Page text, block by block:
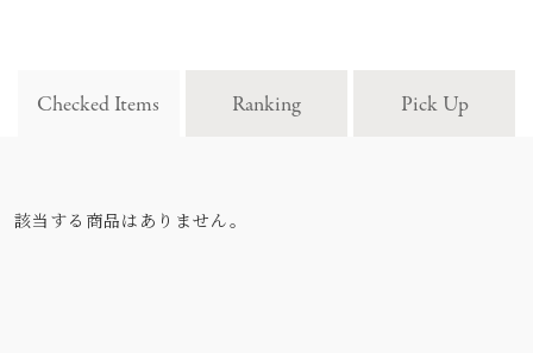
Checked Items Ranking Pick Up
該当する商品はありません。